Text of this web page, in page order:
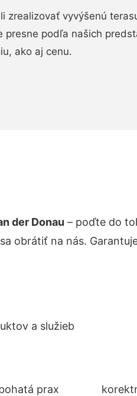
zrealizovať vyvýšenú
presne podľa našich
ako aj cenu.
der Donau – poďte do
sa obrátiť na nás.
a služieb
prax